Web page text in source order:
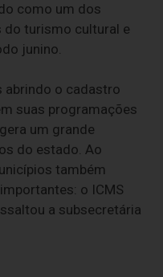
como um dos
turismo cultural e
junino.
abrindo o cadastro
suas programações
um grande
do estado. Ao
também
o ICMS
a subsecretária